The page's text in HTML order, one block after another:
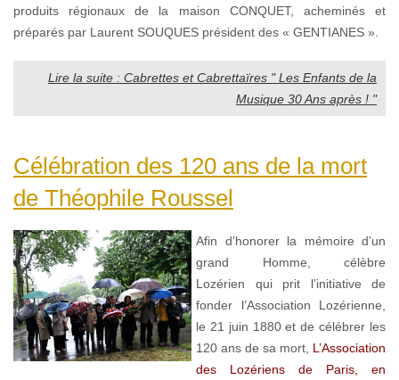
produits régionaux de la maison CONQUET, acheminés et
préparés par Laurent SOUQUES président des « GENTIANES ».
Lire la suite : Cabrettes et Cabrettaïres " Les Enfants de la
Musique 30 Ans après ! "
Célébration des 120 ans de la mort
de Théophile Roussel
Afin d’honorer la mémoire d’un
grand Homme, célèbre
Lozérien qui prit l’initiative de
fonder l’Association Lozérienne,
le 21 juin 1880 et de célébrer les
120 ans de sa mort, L’Association
des Lozériens de Paris, en